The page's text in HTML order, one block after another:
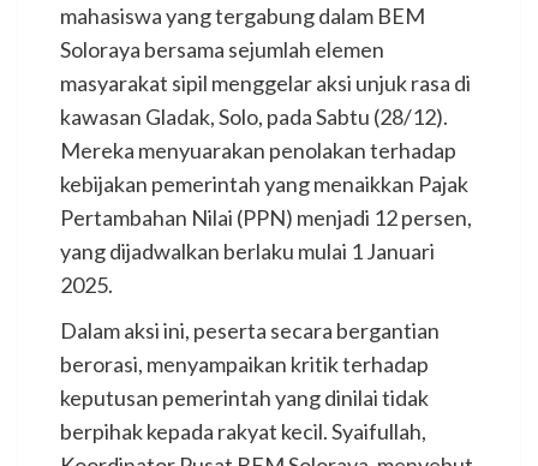
mahasiswa yang tergabung dalam BEM
Soloraya bersama sejumlah elemen
masyarakat sipil menggelar aksi unjuk rasa di
kawasan Gladak, Solo, pada Sabtu (28/12).
Mereka menyuarakan penolakan terhadap
kebijakan pemerintah yang menaikkan Pajak
Pertambahan Nilai (PPN) menjadi 12 persen,
yang dijadwalkan berlaku mulai 1 Januari
2025.
Dalam aksi ini, peserta secara bergantian
berorasi, menyampaikan kritik terhadap
keputusan pemerintah yang dinilai tidak
berpihak kepada rakyat kecil. Syaifullah,